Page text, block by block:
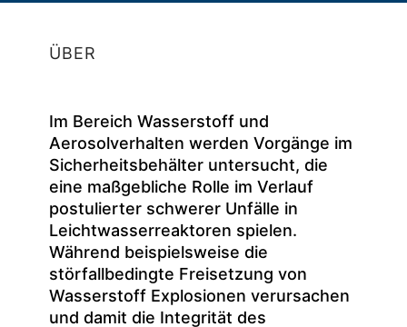
ÜBER
Im Bereich Wasserstoff und
Aerosolverhalten werden Vorgänge im
Sicherheitsbehälter untersucht, die
eine maßgebliche Rolle im Verlauf
postulierter schwerer Unfälle in
Leichtwasserreaktoren spielen.
Während beispielsweise die
störfallbedingte Freisetzung von
Wasserstoff Explosionen verursachen
und damit die Integrität des